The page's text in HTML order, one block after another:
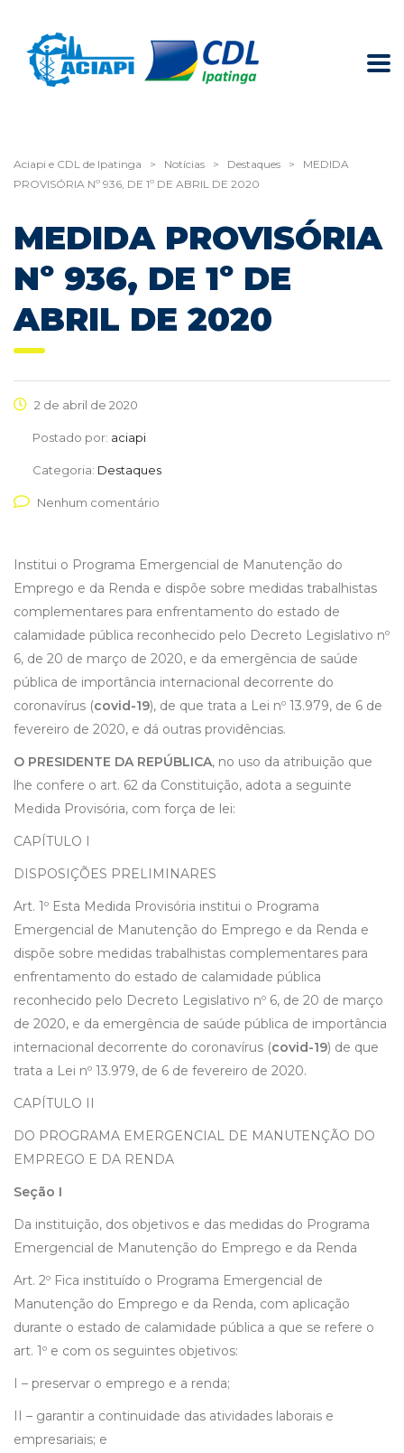
Aciapi e CDL de Ipatinga > Notícias > Destaques >
MEDIDA
PROVISÓRIA Nº 936, DE 1º DE ABRIL DE 2020
MEDIDA PROVISÓRIA
Nº 936, DE 1º DE
ABRIL DE 2020
2 de abril de 2020
Postado por: aciapi
Categoria: Destaques
Nenhum comentário
Institui o Programa Emergencial de Manutenção do
Emprego e da Renda e dispõe sobre medidas trabalhistas
complementares para enfrentamento do estado de
calamidade pública reconhecido pelo Decreto Legislativo nº
6, de 20 de março de 2020, e da emergência de saúde
pública de importância internacional decorrente do
coronavírus (covid-19), de que trata a Lei nº 13.979, de 6 de
fevereiro de 2020, e dá outras providências.
O PRESIDENTE DA REPÚBLICA, no uso da atribuição que
lhe confere o art. 62 da Constituição, adota a seguinte
Medida Provisória, com força de lei:
CAPÍTULO I
DISPOSIÇÕES PRELIMINARES
Art. 1º Esta Medida Provisória institui o Programa
Emergencial de Manutenção do Emprego e da Renda e
dispõe sobre medidas trabalhistas complementares para
enfrentamento do estado de calamidade pública
reconhecido pelo Decreto Legislativo nº 6, de 20 de março
de 2020, e da emergência de saúde pública de importância
internacional decorrente do coronavírus (covid-19) de que
trata a Lei nº 13.979, de 6 de fevereiro de 2020.
CAPÍTULO II
DO PROGRAMA EMERGENCIAL DE MANUTENÇÃO DO
EMPREGO E DA RENDA
Seção I
Da instituição, dos objetivos e das medidas do Programa
Emergencial de Manutenção do Emprego e da Renda
Art. 2º Fica instituído o Programa Emergencial de
Manutenção do Emprego e da Renda, com aplicação
durante o estado de calamidade pública a que se refere o
art. 1º e com os seguintes objetivos:
I – preservar o emprego e a renda;
II – garantir a continuidade das atividades laborais e
empresariais; e